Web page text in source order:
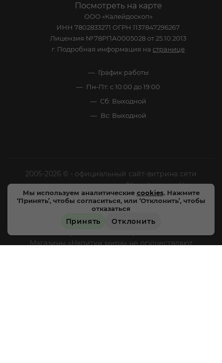
Мы используем аналитические cookies. Нажмите
‘Принять’, чтобы согласиться, или ‘Отклонить’, чтобы
отказаться
Принять Отклонить
Посмотреть на карте
ООО «Калейдоскоп»
ИНН 7802833271 ОГРН 1137847296267
Лицензия №78РПА0005028 от 25.10.2013
г. Подробная информация на странице
График работы
Пн-Пт: с 10:00 до 19:00
Сб: Выходной
Вс: Выходной
2005-2026 © - официальный сайт-витрина сети
специализированных напитков "Калейдоскоп Напитков
Мира". Все права защищены.
Цены, характеристики и внешний вид товара в
Магазины «Напитки мира» не осуществляют